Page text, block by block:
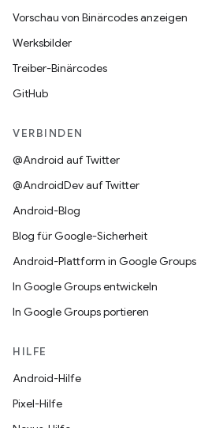
Vorschau von Binärcodes anzeigen
Werksbilder
Treiber-Binärcodes
GitHub
VERBINDEN
@Android auf Twitter
@AndroidDev auf Twitter
Android-Blog
Blog für Google-Sicherheit
Android-Plattform in Google Groups
In Google Groups entwickeln
In Google Groups portieren
HILFE
Android-Hilfe
Pixel-Hilfe